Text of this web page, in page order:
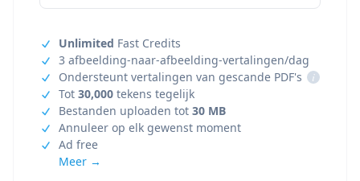
Unlimited Fast Credits
3 afbeelding-naar-afbeelding-vertalingen/dag
Ondersteunt vertalingen van gescande PDF's
i
Tot 30,000 tekens tegelijk
Bestanden uploaden tot 30 MB
Annuleer op elk gewenst moment
Ad free
Meer →